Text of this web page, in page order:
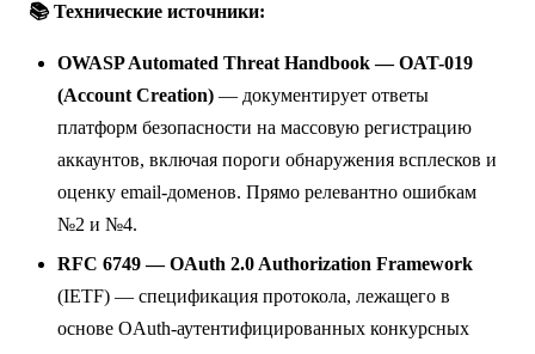
📚 Технические источники:
OWASP Automated Threat Handbook — OAT-019
(Account Creation) — документирует ответы
платформ безопасности на массовую регистрацию
аккаунтов, включая пороги обнаружения всплесков и
оценку email-доменов. Прямо релевантно ошибкам
№2 и №4.
RFC 6749 — OAuth 2.0 Authorization Framework
(IETF) — спецификация протокола, лежащего в
основе OAuth-аутентифицированных конкурсных